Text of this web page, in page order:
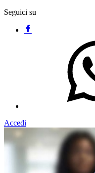
Seguici su
Accedi